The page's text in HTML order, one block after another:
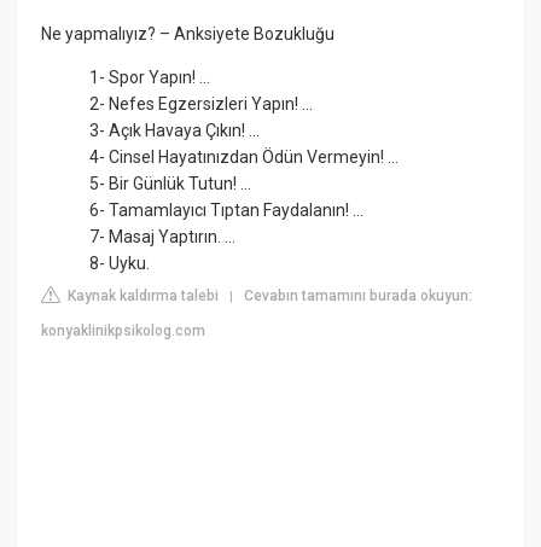
Ne yapmalıyız? – Anksiyete Bozukluğu
1- Spor Yapın! ...
2- Nefes Egzersizleri Yapın! ...
3- Açık Havaya Çıkın! ...
4- Cinsel Hayatınızdan Ödün Vermeyin! ...
5- Bir Günlük Tutun! ...
6- Tamamlayıcı Tıptan Faydalanın! ...
7- Masaj Yaptırın. ...
8- Uyku.
Kaynak kaldırma talebi |Cevabın tamamını burada okuyun:
konyaklinikpsikolog.com